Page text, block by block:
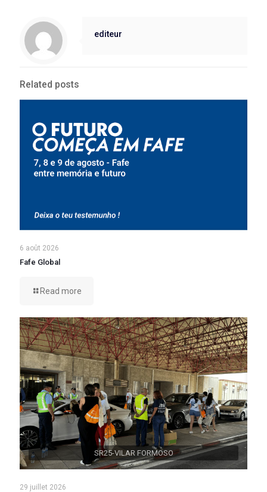
editeur
Related posts
6 août 2026
Fafe Global
Read more
SR25-VILAR FORMOSO
29 juillet 2026